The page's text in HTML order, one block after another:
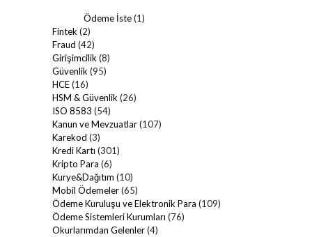
Ödeme İste(1)
Fintek (2)
Fraud (42)
Girişimcilik (8)
Güvenlik (95)
HCE(16)
HSM & Güvenlik (26)
ISO 8583 (54)
Kanun ve Mevzuatlar(107)
Karekod (3)
Kredi Kartı (301)
Kripto Para (6)
Kurye&Dağıtım (10)
Mobil Ödemeler(65)
Ödeme Kuruluşu ve Elektronik Para (109)
Ödeme Sistemleri Kurumları (76)
Okurlarımdan Gelenler(4)